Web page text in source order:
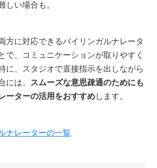
しい場合も。
方に対応できるバイリンガルナレータ
で、コミュニケーションが取りやすく
に、スタジオで直接指示を出しながら
には、
スムーズな意思疎通のためにも
ーターの活用をおすすめします。
ナレーターの一覧